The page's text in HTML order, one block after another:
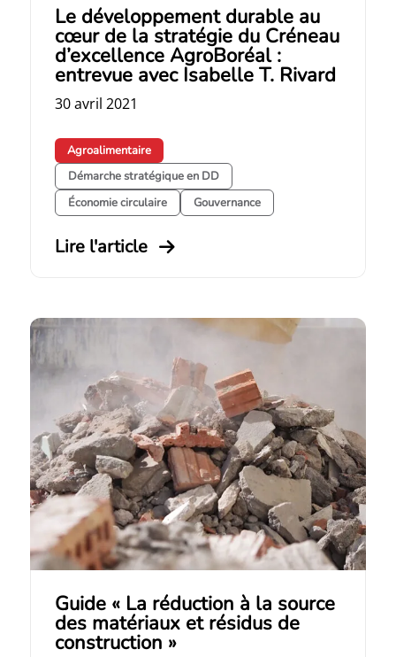
Le développement durable au
cœur de la stratégie du Créneau
d’excellence AgroBoréal :
entrevue avec Isabelle T. Rivard
30 avril 2021
Agroalimentaire
Démarche stratégique en DD
Économie circulaire
Gouvernance
Lire l'article
Guide « La réduction à la source
des matériaux et résidus de
construction »